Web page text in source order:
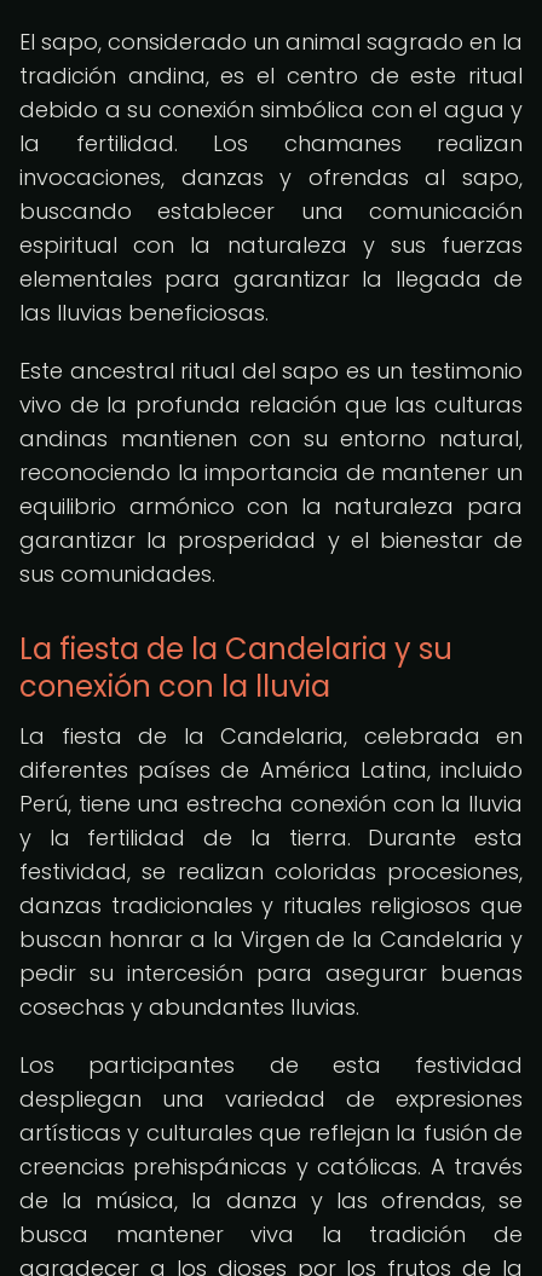
El sapo, considerado un animal sagrado en la
tradición andina, es el centro de este ritual
debido a su conexión simbólica con el agua y
la fertilidad. Los chamanes realizan
invocaciones, danzas y ofrendas al sapo,
buscando establecer una comunicación
espiritual con la naturaleza y sus fuerzas
elementales para garantizar la llegada de
las lluvias beneficiosas.
Este ancestral ritual del sapo es un testimonio
vivo de la profunda relación que las culturas
andinas mantienen con su entorno natural,
reconociendo la importancia de mantener un
equilibrio armónico con la naturaleza para
garantizar la prosperidad y el bienestar de
sus comunidades.
La fiesta de la Candelaria y su
conexión con la lluvia
La fiesta de la Candelaria, celebrada en
diferentes países de América Latina, incluido
Perú, tiene una estrecha conexión con la lluvia
y la fertilidad de la tierra. Durante esta
festividad, se realizan coloridas procesiones,
danzas tradicionales y rituales religiosos que
buscan honrar a la Virgen de la Candelaria y
pedir su intercesión para asegurar buenas
cosechas y abundantes lluvias.
Los participantes de esta festividad
despliegan una variedad de expresiones
artísticas y culturales que reflejan la fusión de
creencias prehispánicas y católicas. A través
de la música, la danza y las ofrendas, se
busca mantener viva la tradición de
agradecer a los dioses por los frutos de la